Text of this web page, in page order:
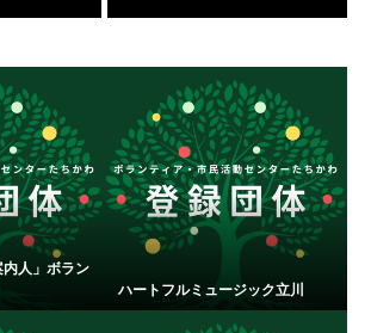
内人」ボラン
ハートフルミュージック立川